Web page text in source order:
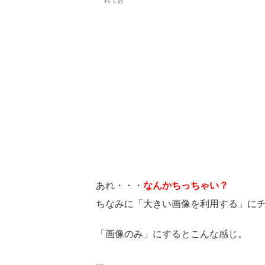
あれ・・・ なんかちっちゃい？
ちなみに「大きい画像を利用する」に
「画像のみ」にするとこんな感じ。